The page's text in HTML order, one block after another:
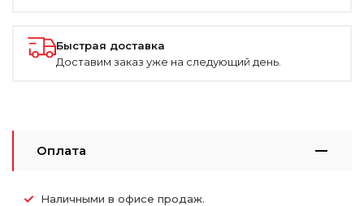
Быстрая доставка
Доставим заказ уже на следующий день.
Оплата
Наличными в офисе продаж.